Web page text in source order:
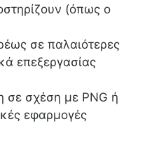
(όπως ο
σε παλαιότερες
επεξεργασίας
σε σχέση με PNG ή
εφαρμογές